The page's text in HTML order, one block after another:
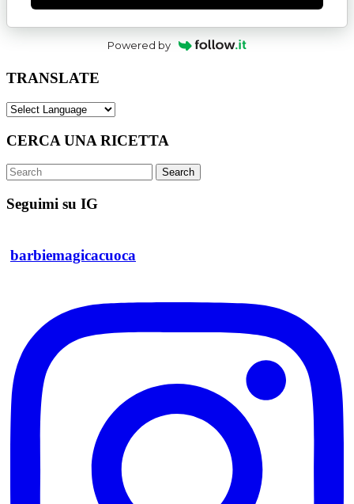
Powered by
TRANSLATE
CERCA UNA RICETTA
Search
Seguimi su IG
barbiemagicacuoca